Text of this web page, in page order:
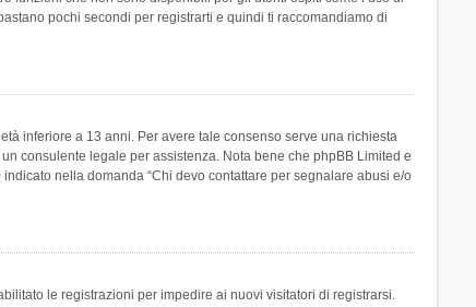
pochi secondi per registrarti e quindi ti raccomandiamo di
inferiore a 13 anni. Per avere tale consenso serve una richiesta
consulente legale per assistenza. Nota bene che phpBB Limited e
nella domanda “Chi devo contattare per segnalare abusi e/o
le registrazioni per impedire ai nuovi visitatori di registrarsi.